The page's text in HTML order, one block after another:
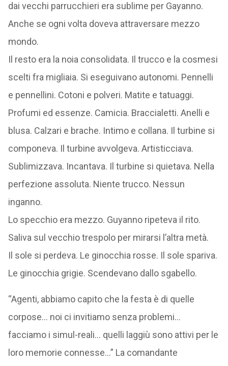
dai vecchi parrucchieri era sublime per Gayanno.
Anche se ogni volta doveva attraversare mezzo
mondo.
Il resto era la noia consolidata. Il trucco e la cosmesi
scelti fra migliaia. Si eseguivano autonomi. Pennelli
e pennellini. Cotoni e polveri. Matite e tatuaggi.
Profumi ed essenze. Camicia. Braccialetti. Anelli e
blusa. Calzari e brache. Intimo e collana. Il turbine si
componeva. Il turbine avvolgeva. Artisticciava.
Sublimizzava. Incantava. Il turbine si quietava. Nella
perfezione assoluta. Niente trucco. Nessun
inganno.
Lo specchio era mezzo. Guyanno ripeteva il rito.
Saliva sul vecchio trespolo per mirarsi l’altra metà.
Il sole si perdeva. Le ginocchia rosse. Il sole spariva.
Le ginocchia grigie. Scendevano dallo sgabello.
“Agenti, abbiamo capito che la festa è di quelle
corpose… noi ci invitiamo senza problemi…
facciamo i simul-reali… quelli laggiù sono attivi per le
loro memorie connesse…” La comandante